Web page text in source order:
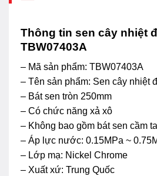
Thông tin sen cây nhiệt
TBW07403A
– Mã sản phẩm: TBW07403A
– Tên sản phẩm: Sen cây nhiệt
– Bát sen tròn 250mm
– Có chức năng xả xô
– Không bao gồm bát sen cầm
– Áp lực nước: 0.15MPa ~
– Lớp mạ: Nickel Chrome
– Xuất xứ: Trung Quốc